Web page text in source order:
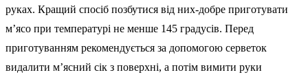
руках. Кращий спосіб позбутися від них-добре приготувати
м’ясо при температурі не менше 145 градусів. Перед
приготуванням рекомендується за допомогою серветок
видалити м’ясний сік з поверхні, а потім вимити руки